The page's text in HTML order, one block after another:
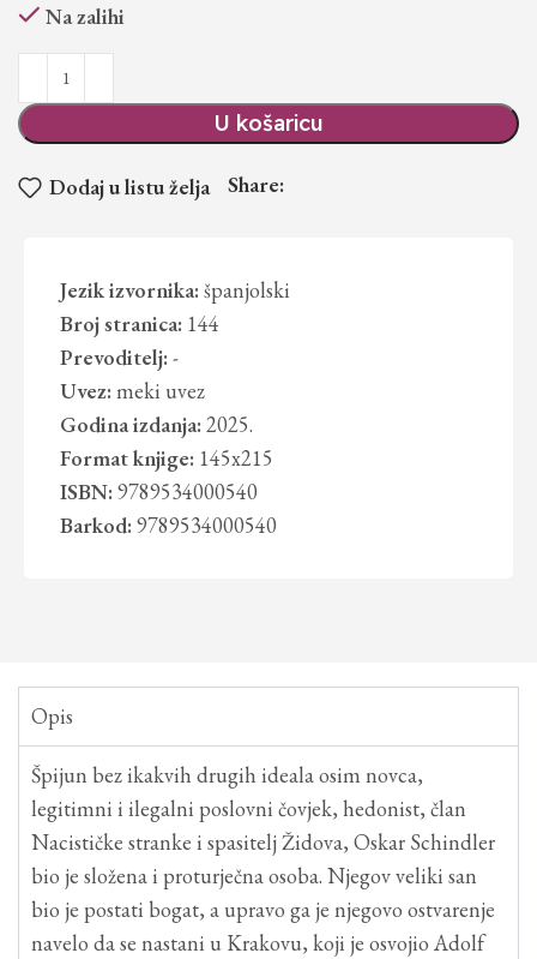
Na zalihi
U košaricu
Dodaj u listu želja Share:
Jezik izvornika: španjolski
Broj stranica: 144
Prevoditelj: -
Uvez: meki uvez
Godina izdanja: 2025.
Format knjige: 145x215
ISBN: 9789534000540
Barkod: 9789534000540
Opis
Špijun bez ikakvih drugih ideala osim novca,
legitimni i ilegalni poslovni čovjek, hedonist, član
Nacističke stranke i spasitelj Židova, Oskar Schindler
bio je složena i proturječna osoba. Njegov veliki san
bio je postati bogat, a upravo ga je njegovo ostvarenje
navelo da se nastani u Krakovu, koji je osvojio Adolf